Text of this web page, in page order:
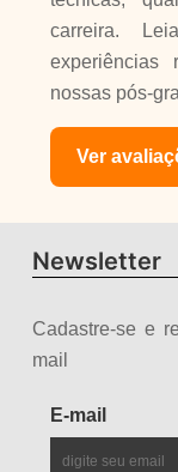
carreira.
nossas pós-
Ver
Newsletter
Cadastre-se e
mail
E-mail